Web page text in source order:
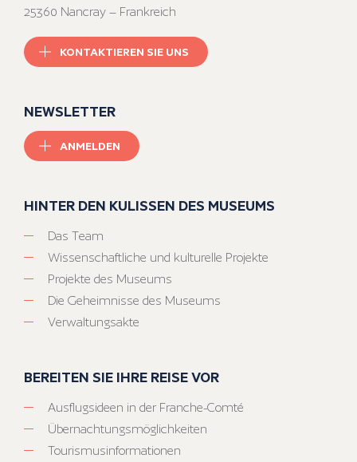
25360 Nancray – Frankreich
KONTAKTIEREN SIE UNS
NEWSLETTER
ANMELDEN
HINTER DEN KULISSEN DES MUSEUMS
Das Team
Wissenschaftliche und kulturelle Projekte
Projekte des Museums
Die Geheimnisse des Museums
Verwaltungsakte
BEREITEN SIE IHRE REISE VOR
Ausflugsideen in der Franche-Comté
Übernachtungsmöglichkeiten
Tourismusinformationen